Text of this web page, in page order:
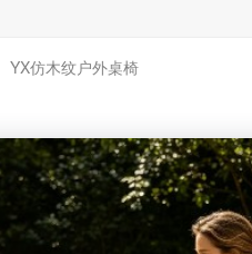
YX仿木纹户外桌椅